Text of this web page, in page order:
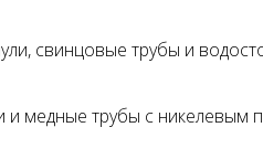
свинцовые трубы и
и медные трубы с никелевым